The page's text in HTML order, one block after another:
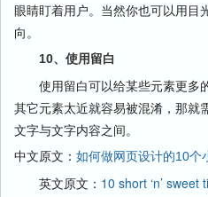
眼睛盯着用户。当然你也可以用目
向。
10、使用留白
使用留白可以给某些元素更多
其它元素太近就容易被混淆，那就
文字与文字内容之间。
中文原文： 如何做网页设计的10个
英文原文： 10 short ‘n’